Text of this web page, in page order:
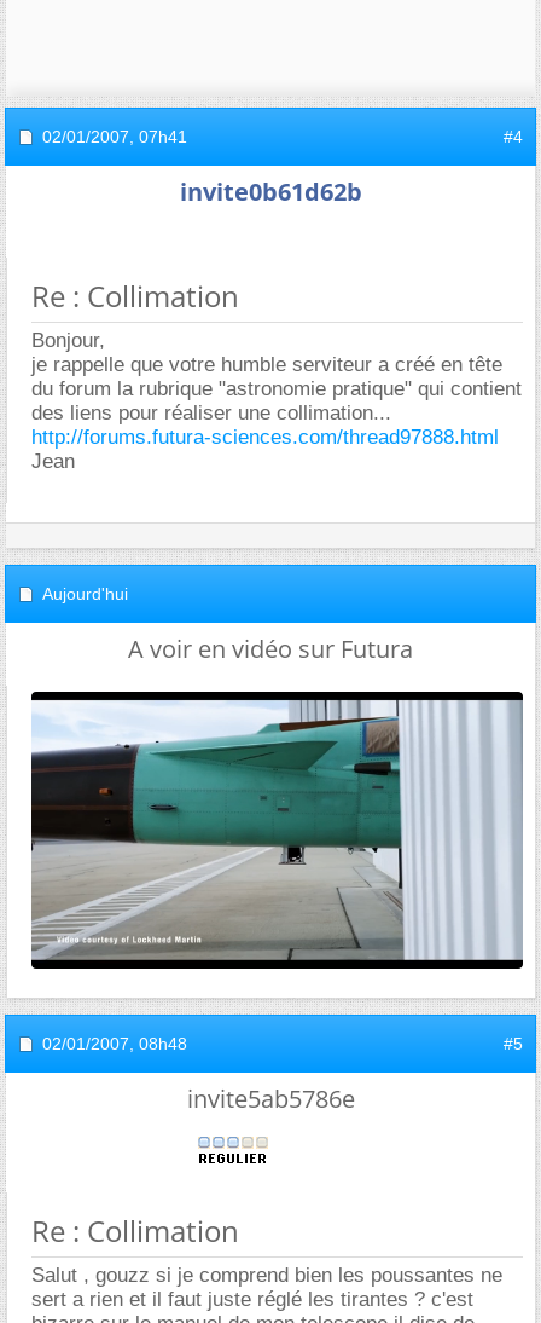
02/01/2007, 07h41 #4
invite0b61d62b
Re : Collimation
Bonjour,
je rappelle que votre humble serviteur a créé en tête
du forum la rubrique "astronomie pratique" qui contient
des liens pour réaliser une collimation...
http://forums.futura-sciences.com/thread97888.html
Jean
Aujourd'hui
A voir en vidéo sur Futura
02/01/2007, 08h48 #5
invite5ab5786e
Re : Collimation
Salut , gouzz si je comprend bien les poussantes ne
sert a rien et il faut juste réglé les tirantes ? c'est